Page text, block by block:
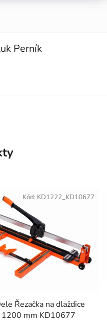
Perník
obchodu je 5 z 5 hvězdiček.
Řezačka na dlaždice
mm KD10677
Kód: KD1222_KD10677